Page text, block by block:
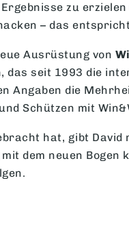
zu
– das
Ausrüstung von
das seit 1993 die
die
Schützen mit
hat, gibt
dem neuen